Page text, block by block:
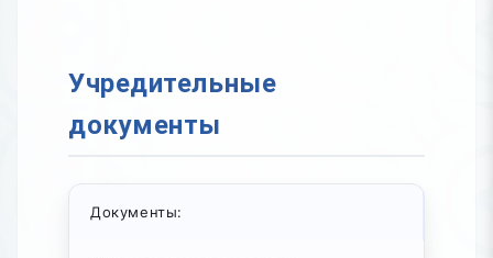
Учредительные
документы
Документы: